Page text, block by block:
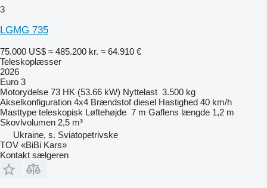
3
LGMG 735
75.000 US$ ≈ 485.200 kr. ≈ 64.910 €
Teleskoplæsser
2026
Euro 3
Motorydelse 73 HK (53.66 kW) Nyttelast 3.500 kg
Akselkonfiguration 4x4 Brændstof diesel Hastighed 40 km/h
Masttype teleskopisk Løftehøjde 7 m Gaflens længde 1,2 m
Skovlvolumen 2,5 m³
Ukraine, s. Sviatopetrivske
TOV «BiBi Kars»
Kontakt sælgeren